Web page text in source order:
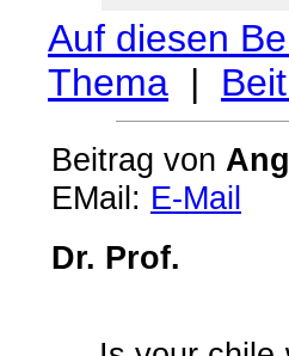
Auf diesen
Thema |
Beitrag von
EMail: E-Mail
Dr. Prof.